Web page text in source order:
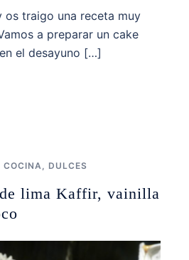
os traigo una receta muy
a preparar un cake
el desayuno […]
COCINA, DULCES
lima Kaffir, vainilla